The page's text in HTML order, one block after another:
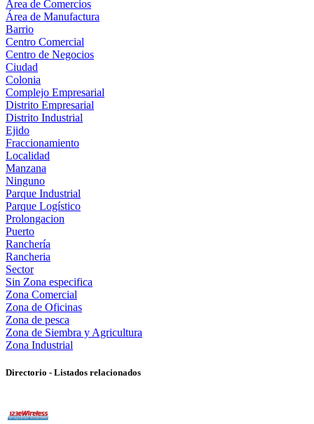
Área de Comercios
Área de Manufactura
Barrio
Centro Comercial
Centro de Negocios
Ciudad
Colonia
Complejo Empresarial
Distrito Empresarial
Distrito Industrial
Ejido
Fraccionamiento
Localidad
Manzana
Ninguno
Parque Industrial
Parque Logístico
Prolongacion
Puerto
Ranchería
Rancheria
Sector
Sin Zona especifica
Zona Comercial
Zona de Oficinas
Zona de pesca
Zona de Siembra y Agricultura
Zona Industrial
Directorio - Listados relacionados